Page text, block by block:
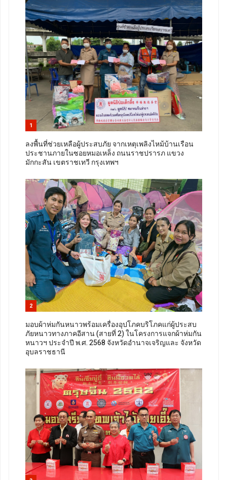
1
ลงพื้นที่ช่วยเหลือผู้ประสบภัย จากเหตุเพลิงไหม้บ้านเรือน
ประชานภายในซอยหมอเหล็ง ถนนราชปรารภ แขวง
มักกะสัน เขตราชเทวี กรุงเทพฯ
2
มอบผ้าห่มกันหนาวพร้อมเครื่องอุปโภคบริโภคแก่ผู้ประสบ
ภัยหนาวทางภาคอีสาน (สายที่ 2) ในโครงการแจกผ้าห่มกัน
หนาวฯ ประจำปี พ.ศ. 2568 จังหวัดอำนาจเจริญและ จังหวัด
อุบลราชธานี